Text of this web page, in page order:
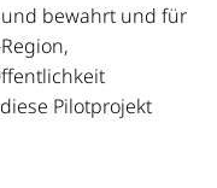
bewahrt und für
Pilotprojekt